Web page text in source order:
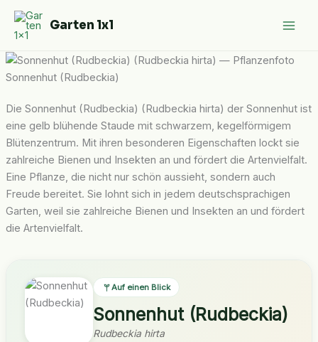
Zum
Inhalt
springen
Garten 1x1
Sonnenhut (Rudbeckia)
Die Sonnenhut (Rudbeckia) (Rudbeckia hirta) der Sonnenhut ist
eine gelb blühende Staude mit schwarzem, kegelförmigem
Blütenzentrum. Mit ihren besonderen Eigenschaften lockt sie
zahlreiche Bienen und Insekten an und fördert die Artenvielfalt.
Eine Pflanze, die nicht nur schön aussieht, sondern auch
Freude bereitet. Sie lohnt sich in jedem deutschsprachigen
Garten, weil sie zahlreiche Bienen und Insekten an und fördert
die Artenvielfalt.
Auf einen Blick
Sonnenhut (Rudbeckia)
Rudbeckia hirta